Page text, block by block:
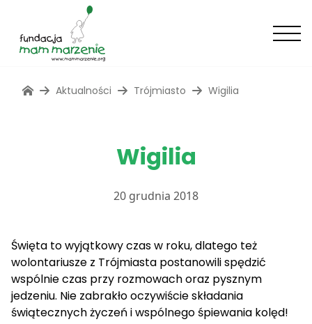
Aktualności Trójmiasto Wigilia
Wigilia
20 grudnia 2018
Święta to wyjątkowy czas w roku, dlatego też
wolontariusze z Trójmiasta postanowili spędzić
wspólnie czas przy rozmowach oraz pysznym
jedzeniu. Nie zabrakło oczywiście składania
świątecznych życzeń i wspólnego śpiewania kolęd!